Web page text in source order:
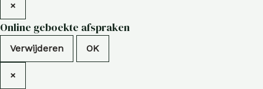
×
Online geboekte afspraken
Verwijderen OK
×